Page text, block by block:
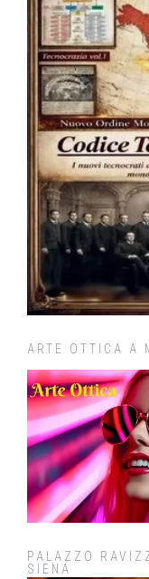
ARTE OTTICA A
PALAZZO
SIENA